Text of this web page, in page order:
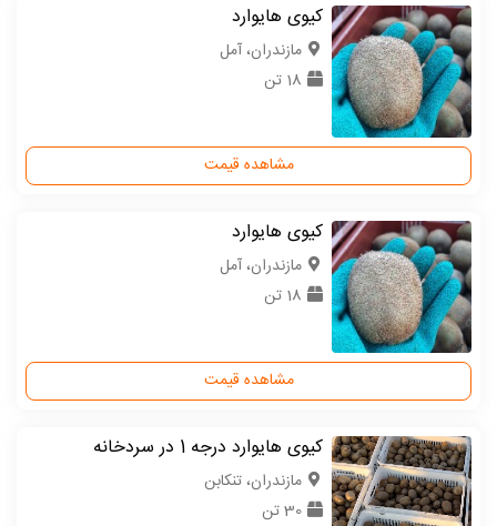
کیوی هایوارد
مازندران، آمل
18 تن
مشاهده قیمت
کیوی هایوارد
مازندران، آمل
18 تن
مشاهده قیمت
کیوی هایوارد درجه 1 در سردخانه
مازندران، تنکابن
30 تن